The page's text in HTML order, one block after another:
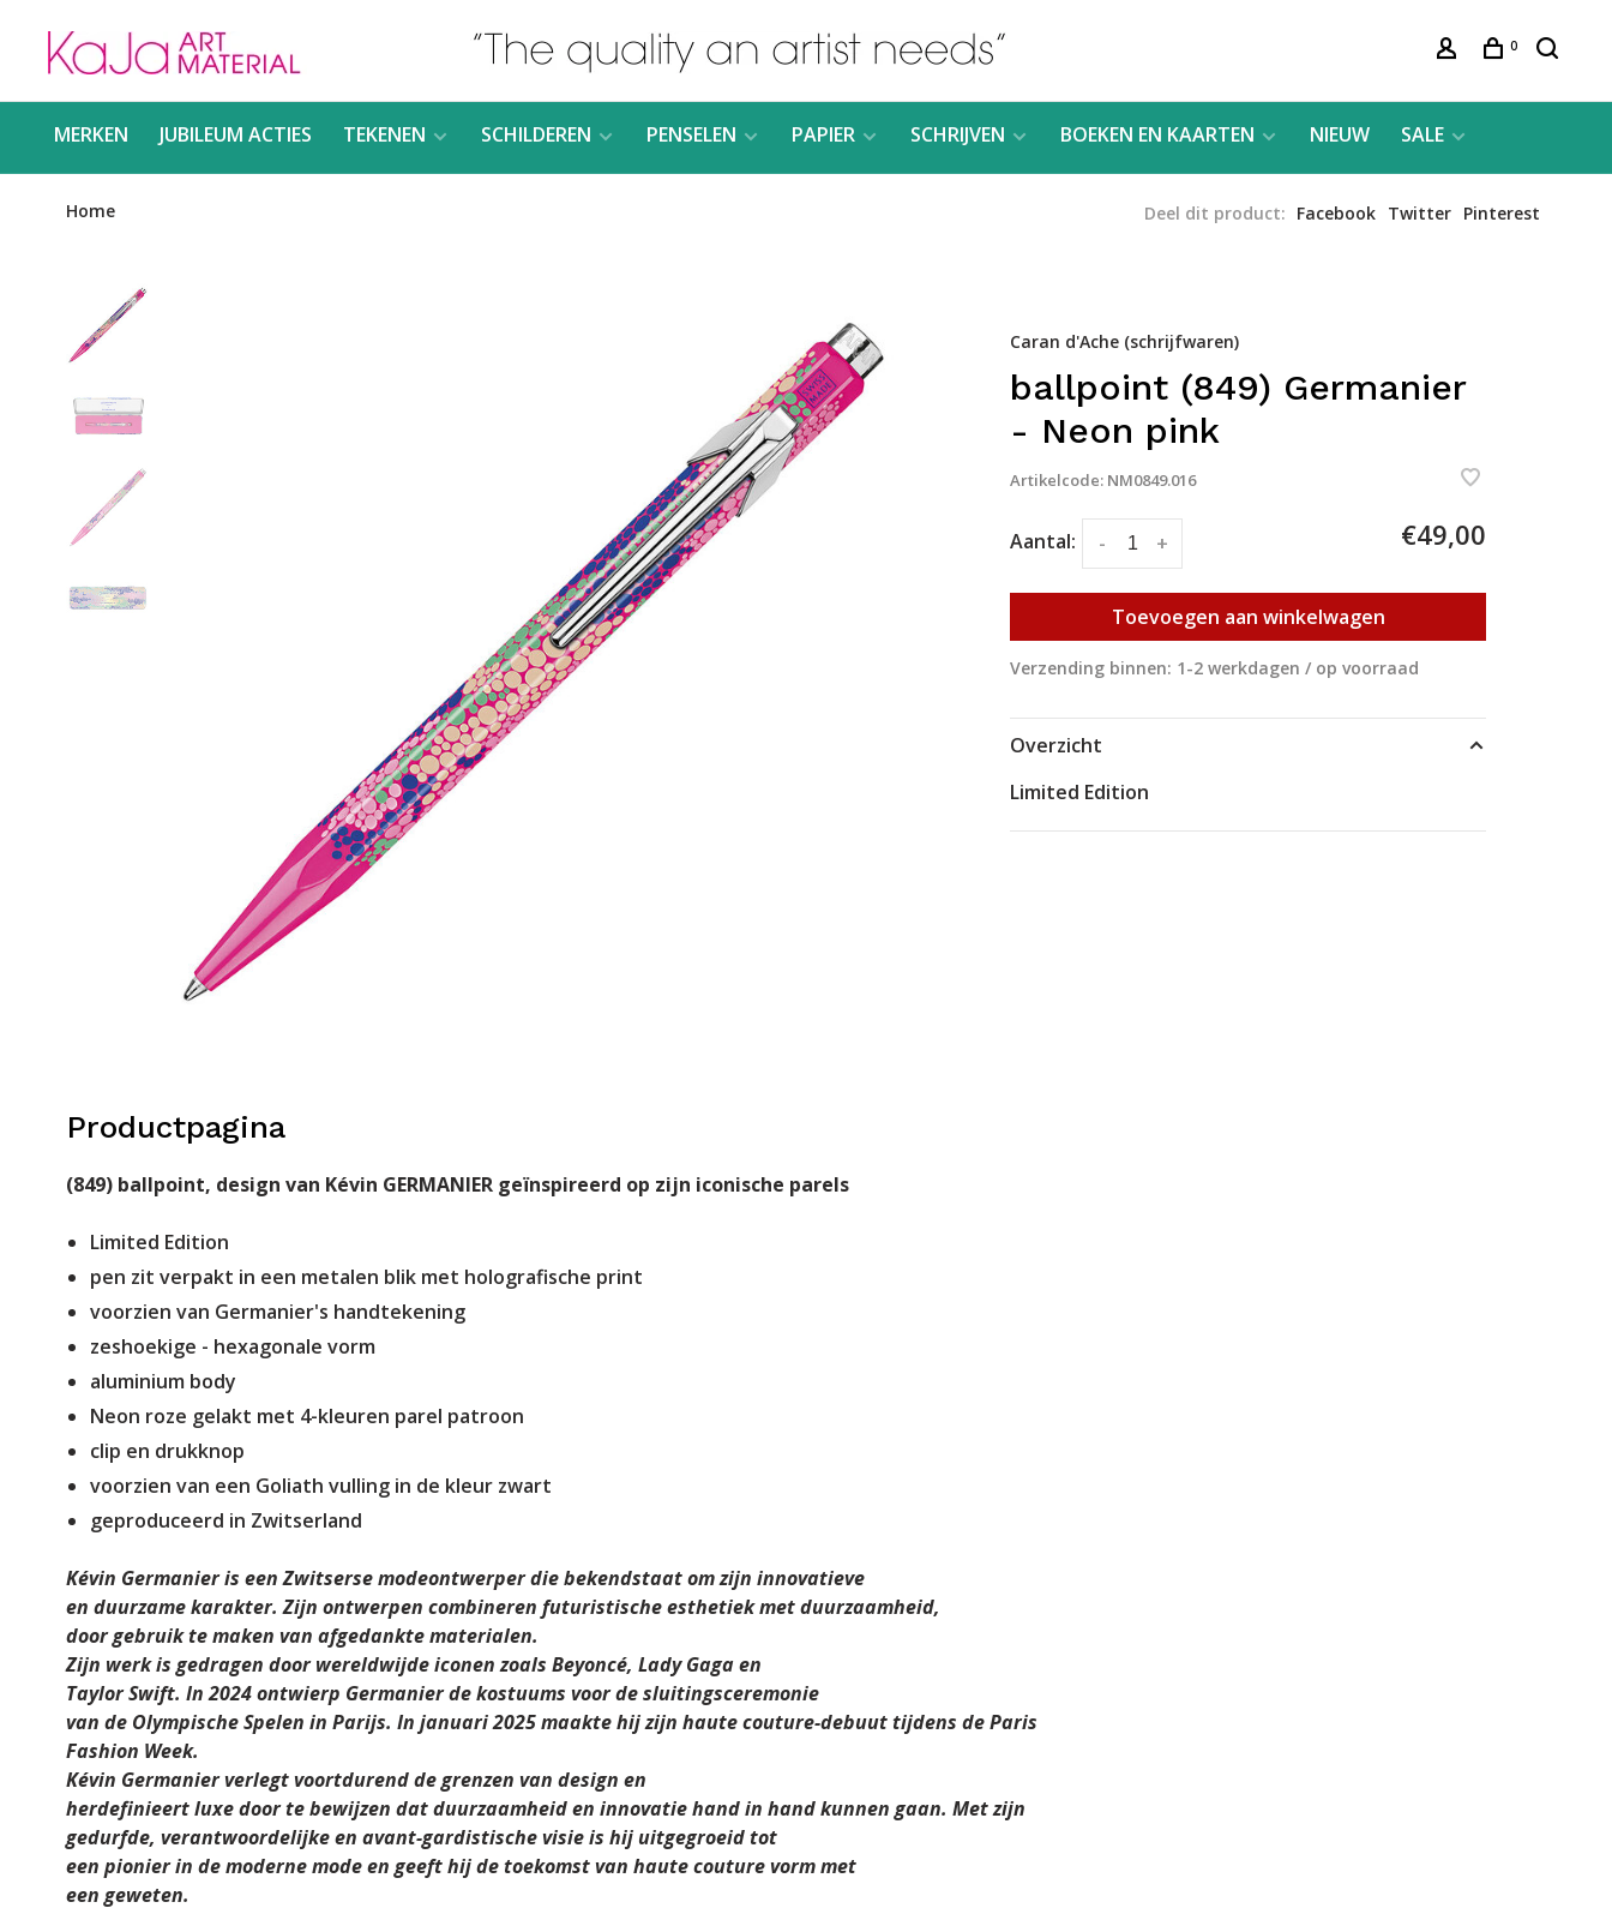
0
MERKEN JUBILEUM ACTIES TEKENEN SCHILDEREN PENSELEN PAPIER SCHRIJVEN BOEKEN EN KAARTEN NIEUW SALE
Home Deel dit product: Facebook Twitter Pinterest
Caran d'Ache (schrijfwaren)
ballpoint (849) Germanier
- Neon pink
Artikelcode: NM0849.016
Aantal: +
- €49,00
Toevoegen aan winkelwagen
Verzending binnen: 1-2 werkdagen / op voorraad
Overzicht
Limited Edition
Productpagina
(849) ballpoint, design van Kévin GERMANIER geïnspireerd op zijn iconische parels
Limited Edition
pen zit verpakt in een metalen blik met holografische print
voorzien van Germanier's handtekening
zeshoekige - hexagonale vorm
aluminium body
Neon roze gelakt met 4-kleuren parel patroon
clip en drukknop
voorzien van een Goliath vulling in de kleur zwart
geproduceerd in Zwitserland
Kévin Germanier is een Zwitserse modeontwerper die bekendstaat om zijn innovatieve
en duurzame karakter. Zijn ontwerpen combineren futuristische esthetiek met duurzaamheid,
door gebruik te maken van afgedankte materialen.
Zijn werk is gedragen door wereldwijde iconen zoals Beyoncé, Lady Gaga en
Taylor Swift. In 2024 ontwierp Germanier de kostuums voor de sluitingsceremonie
van de Olympische Spelen in Parijs. In januari 2025 maakte hij zijn haute couture-debuut tijdens de Paris
Fashion Week.
Kévin Germanier verlegt voortdurend de grenzen van design en
herdefinieert luxe door te bewijzen dat duurzaamheid en innovatie hand in hand kunnen gaan. Met zijn
gedurfde, verantwoordelijke en avant-gardistische visie is hij uitgegroeid tot
een pionier in de moderne mode en geeft hij de toekomst van haute couture vorm met
een geweten.